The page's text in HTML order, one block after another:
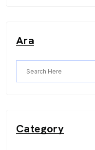
Ara
Category